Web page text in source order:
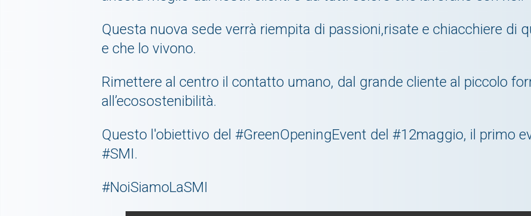
Questa nuova sede verrà riempita di passioni,risate e chiacchiere di
e che lo vivono.
Rimettere al centro il contatto umano, dal grande cliente al piccolo
all’ecosostenibilità.
Questo l'obiettivo del #GreenOpeningEvent del #12maggio, il primo
#SMI.
#NoiSiamoLaSMI